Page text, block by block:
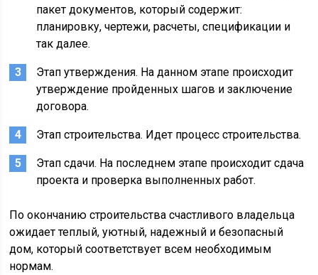
пакет документов, который содержит:
планировку, чертежи, расчеты, спецификации и
так далее.
Этап утверждения. На данном этапе происходит
утверждение пройденных шагов и заключение
договора.
Этап строительства. Идет процесс строительства.
Этап сдачи. На последнем этапе происходит сдача
проекта и проверка выполненных работ.
По окончанию строительства счастливого владельца
ожидает теплый, уютный, надежный и безопасный
дом, который соответствует всем необходимым
нормам.